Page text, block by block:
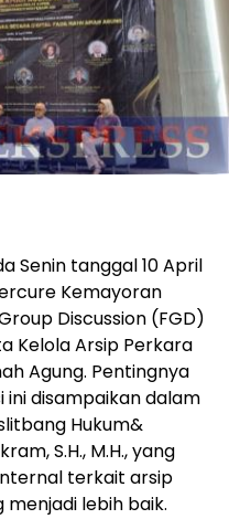
Senin tanggal 10 April
Kemayoran
Discussion (FGD)
Kelola Arsip Perkara
Agung. Pentingnya
disampaikan dalam
Hukum&
S.H., M.H., yang
terkait arsip
lebih baik.